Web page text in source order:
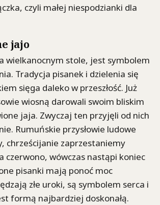
czyli małej niespodzianki dla
jajo
wielkanocnym stole, jest symbolem
Tradycja pisanek i dzielenia się
sięga daleko w przeszłość. Już
wiosną darowali swoim bliskim
jaja. Zwyczaj ten przyjęli od nich
Rumuńskie przysłowie ludowe
chrześcijanie zaprzestaniemy
czerwono, wówczas nastąpi koniec
pisanki mają ponoć moc
złe uroki, są symbolem serca i
formą najbardziej doskonałą.